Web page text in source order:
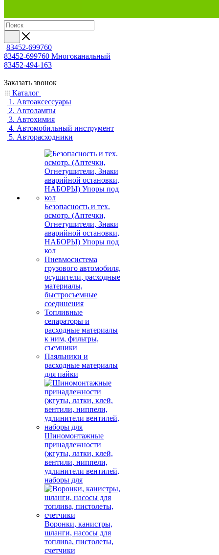
83452-699760
83452-699760 Многоканальный
83452-494-163
Заказать звонок
Каталог
1. Автоаксессуары
2. Автолампы
3. Автохимия
4. Автомобильный инструмент
5. Авторасходники
Безопасность и тех.
осмотр. (Аптечки,
Огнетушители, Знаки
аварийной остановки,
НАБОРЫ) Упоры под
кол
Пневмосистема
грузового автомобиля,
осушители, расходные
материалы,
быстросъемные
соединения
Топливные
сепараторы и
расходные материалы
к ним, фильтры,
съемники
Паяльники и
расходные материалы
для пайки
Шиномонтажные
принадлежности
(жгуты, латки, клей,
вентили, ниппели,
удлинители вентилей,
наборы для
Воронки, канистры,
шланги, насосы для
топлива, пистолеты,
счетчики